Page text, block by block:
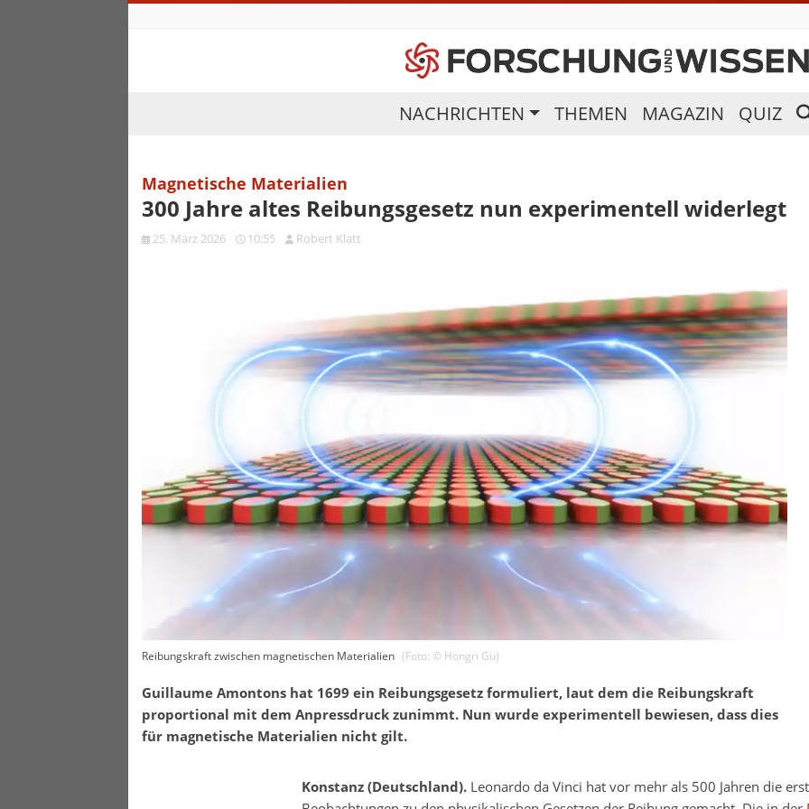
NACHRICHTEN THEMEN MAGAZIN QUIZ
Magnetische Materialien
300 Jahre altes Reibungsgesetz nun experimentell widerlegt
25. März 2026 10:55 Robert Klatt
Reibungskraft zwischen magnetischen Materialien (Foto: © Hongri Gu)
Guillaume Amontons hat 1699 ein Reibungsgesetz formuliert, laut dem die Reibungskraft
proportional mit dem Anpressdruck zunimmt. Nun wurde experimentell bewiesen, dass dies
für magnetische Materialien nicht gilt.
Konstanz (Deutschland). Leonardo da Vinci hat vor mehr als 500 Jahren die